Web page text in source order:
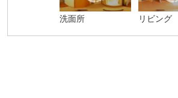
洗面所 リビング